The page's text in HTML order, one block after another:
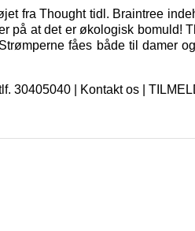
fra Thought tidl. Braintree
på at det er økologisk bomuld!
fåes både til damer
30405040 | Kontakt os|